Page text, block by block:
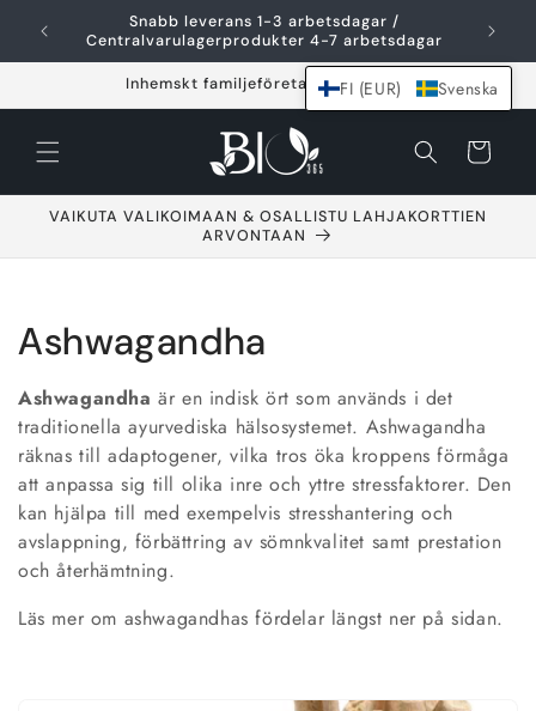
Hoppa över och
gå till innehållet
Snabb leverans 1-3 arbetsdagar /
Centralvarulagerprodukter 4-7 arbetsdagar
Inhemskt familjeföretag sedan 2021
Varukorg
VAIKUTA VALIKOIMAAN & OSALLISTU LAHJAKORTTIEN
ARVONTAAN
S
a
m
l
i
n
g
Ashwagandha
Ashwagandha är en indisk ört som används i det
traditionella ayurvediska hälsosystemet. Ashwagandha
räknas till adaptogener, vilka tros öka kroppens förmåga
att anpassa sig till olika inre och yttre stressfaktorer. Den
kan hjälpa till med exempelvis stresshantering och
avslappning, förbättring av sömnkvalitet samt prestation
och återhämtning.
Läs mer om ashwagandhas fördelar längst ner på sidan.
FI (EUR) Svenska